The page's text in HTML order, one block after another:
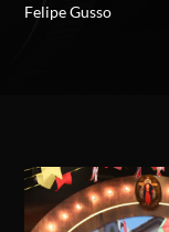
Felipe Gusso